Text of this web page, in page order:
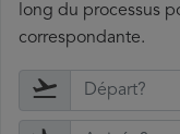
long du processus
correspondante.